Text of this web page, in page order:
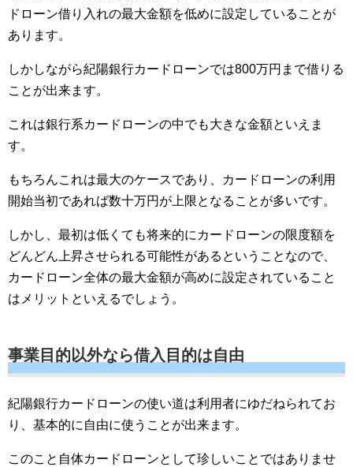
ドローン借り入れの最大金額を低めに設定していることが
あります。
しかしながら紀陽銀行カードローンでは800万円まで借りる
ことが出来ます。
これは銀行系カードローンの中でも大きな金額といえま
す。
もちろんこれは最大のケースであり、カードローンの利用
開始当初であれば数十万円が上限となることが多いです。
しかし、最初は低くても将来的にカードローンの限度額を
どんどん上昇させられる可能性があるということなので、
カードローン全体の最大金額が高めに設定されていること
はメリットといえるでしょう。
事業目的以外なら借入目的は自由
紀陽銀行カードローンの使い道は利用者にゆだねられてお
り、基本的に自由に使うことが出来ます。
このこと自体カードローンとして珍しいことではありませ